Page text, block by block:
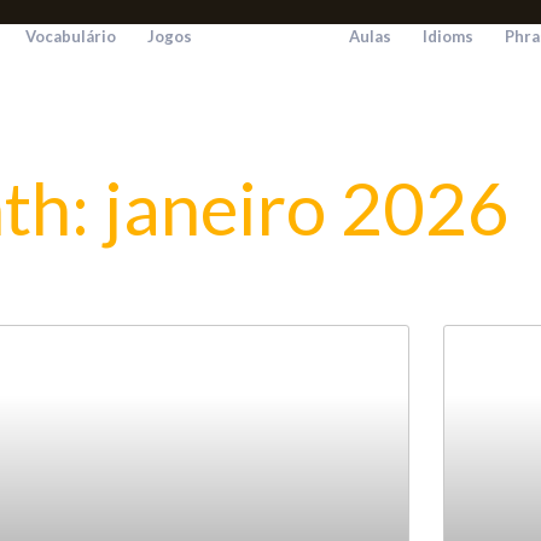
Vocabulário Jogos Aulas Idioms
janeiro 2026